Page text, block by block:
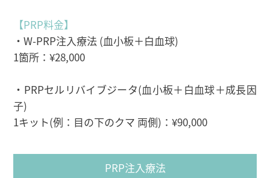
【PRP料金】
・W-PRP注入療法 (血小板＋白血球)
1箇所：¥28,000
・PRPセルリバイブジータ(血小板＋白血球＋成長因
子)
1キット(例：目の下のクマ 両側)：¥90,000
PRP注入療法